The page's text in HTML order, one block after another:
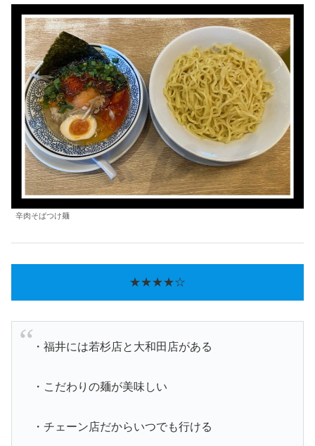
辛肉そばつけ麺
★★★★☆
・福井には若杉店と大和田店がある
・こだわりの麺が美味しい
・チェーン店だからいつでも行ける